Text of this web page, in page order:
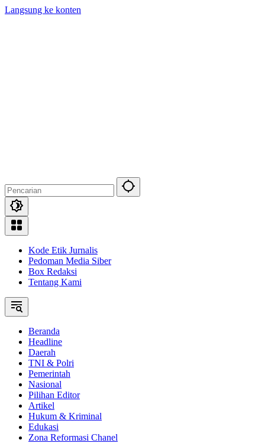
Langsung ke konten
Kode Etik Jurnalis
Pedoman Media Siber
Box Redaksi
Tentang Kami
Beranda
Headline
Daerah
TNI & Polri
Pemerintah
Nasional
Pilihan Editor
Artikel
Hukum & Kriminal
Edukasi
Zona Reformasi Chanel